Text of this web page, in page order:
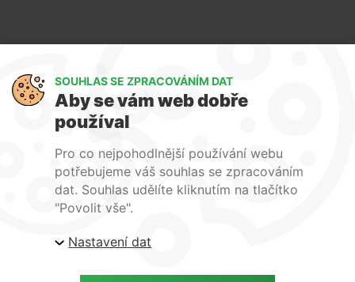
O nás
Kontakty
| ARTlighting.cz, Komenského 427 Újezd u Brna, 664
SOUHLAS SE ZPRACOVÁNÍM DAT
Aby se vám web dobře
používal
Pro co nejpohodlnější používání webu
potřebujeme váš souhlas se zpracováním
dat. Souhlas udělíte kliknutím na tlačítko
"Povolit vše".
Nastavení dat